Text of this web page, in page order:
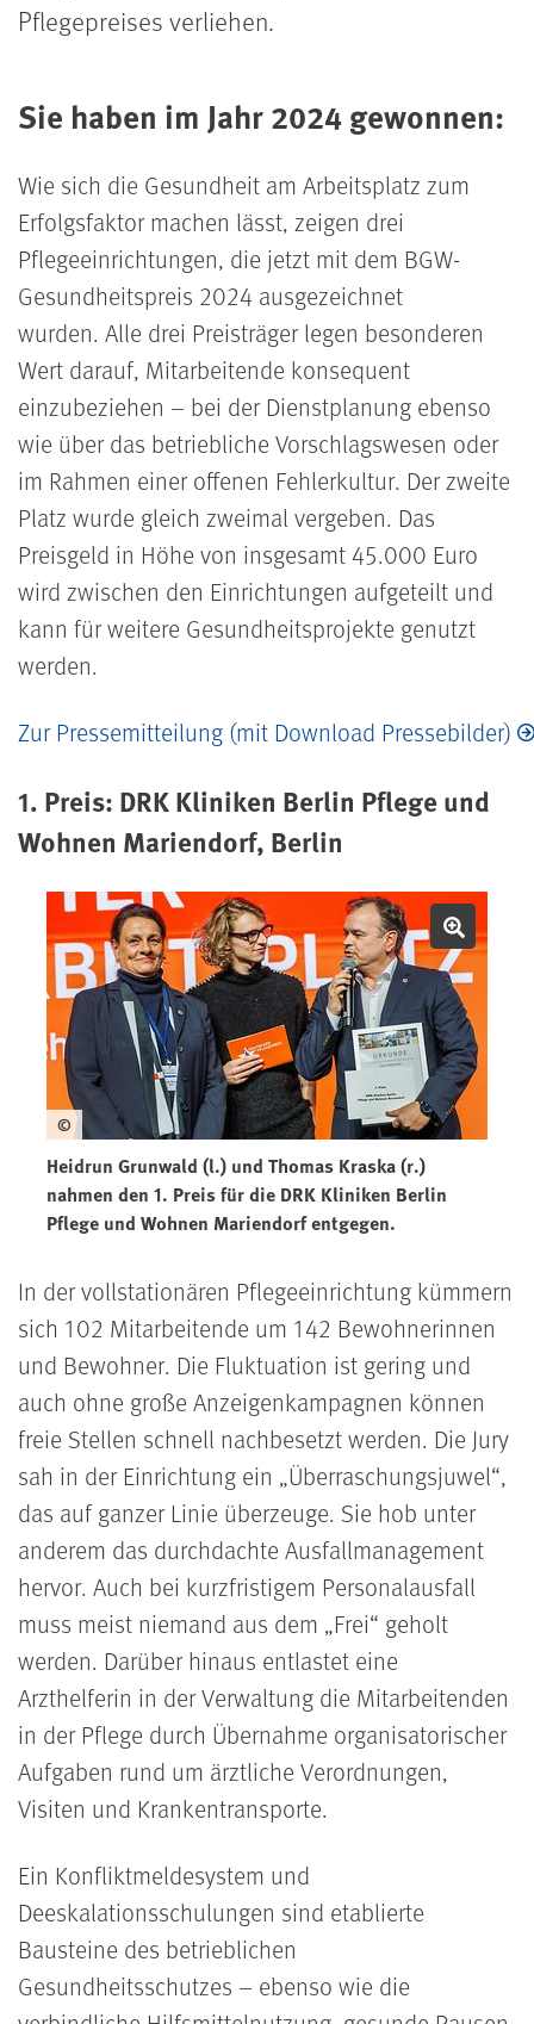
Pflegepreises verliehen.
Sie haben im Jahr 2024 gewonnen:
Wie sich die Gesundheit am Arbeitsplatz zum
Erfolgsfaktor machen lässt, zeigen drei
Pflegeeinrichtungen, die jetzt mit dem BGW-
Gesundheitspreis 2024 ausgezeichnet
wurden. Alle drei Preisträger legen besonderen
Wert darauf, Mitarbeitende konsequent
einzubeziehen – bei der Dienstplanung ebenso
wie über das betriebliche Vorschlagswesen oder
im Rahmen einer offenen Fehlerkultur. Der zweite
Platz wurde gleich zweimal vergeben. Das
Preisgeld in Höhe von insgesamt 45.000 Euro
wird zwischen den Einrichtungen aufgeteilt und
kann für weitere Gesundheitsprojekte genutzt
werden.
Zur Pressemitteilung (mit Download Pressebilder)
1. Preis: DRK Kliniken Berlin Pflege und
Wohnen Mariendorf, Berlin
©
Heidrun Grunwald (l.) und Thomas Kraska (r.)
nahmen den 1. Preis für die DRK Kliniken Berlin
Pflege und Wohnen Mariendorf entgegen.
In der vollstationären Pflegeeinrichtung kümmern
sich 102 Mitarbeitende um 142 Bewohnerinnen
und Bewohner. Die Fluktuation ist gering und
auch ohne große Anzeigenkampagnen können
freie Stellen schnell nachbesetzt werden. Die Jury
sah in der Einrichtung ein „Überraschungsjuwel“,
das auf ganzer Linie überzeuge. Sie hob unter
anderem das durchdachte Ausfallmanagement
hervor. Auch bei kurzfristigem Personalausfall
muss meist niemand aus dem „Frei“ geholt
werden. Darüber hinaus entlastet eine
Arzthelferin in der Verwaltung die Mitarbeitenden
in der Pflege durch Übernahme organisatorischer
Aufgaben rund um ärztliche Verordnungen,
Visiten und Krankentransporte.
Ein Konfliktmeldesystem und
Deeskalationsschulungen sind etablierte
Bausteine des betrieblichen
Gesundheitsschutzes – ebenso wie die